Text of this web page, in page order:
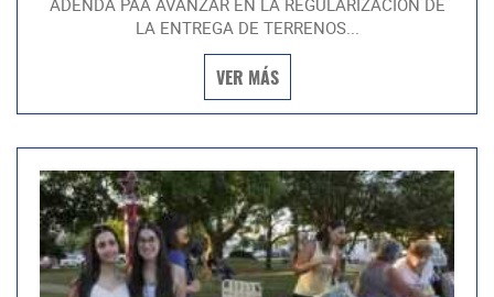
LA ENTREGA DE TERRENOS...
VER MÁS